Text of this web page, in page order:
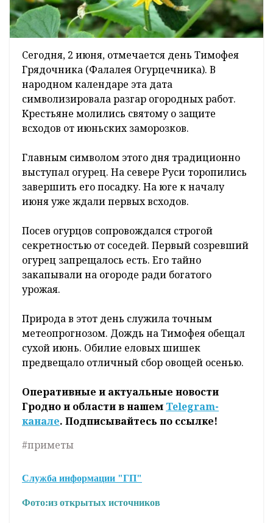
Сегодня, 2 июня, отмечается день Тимофея
Грядочника (Фалалея Огурцечника). В
народном календаре эта дата
символизировала разгар огородных работ.
Крестьяне молились святому о защите
всходов от июньских заморозков.
Главным символом этого дня традиционно
выступал огурец. На севере Руси торопились
завершить его посадку. На юге к началу
июня уже ждали первых всходов.
Посев огурцов сопровождался строгой
секретностью от соседей. Первый созревший
огурец запрещалось есть. Его тайно
закапывали на огороде ради богатого
урожая.
Природа в этот день служила точным
метеопрогнозом. Дождь на Тимофея обещал
сухой июнь. Обилие еловых шишек
предвещало отличный сбор овощей осенью.
Оперативные и актуальные новости
Гродно и области в нашем Telegram-
канале. Подписывайтесь по ссылке!
#приметы
Служба информации "ГП"
Фото:из открытых источников